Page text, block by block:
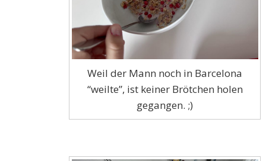
Weil der Mann noch in Barcelona
“weilte”, ist keiner Brötchen holen
gegangen. ;)